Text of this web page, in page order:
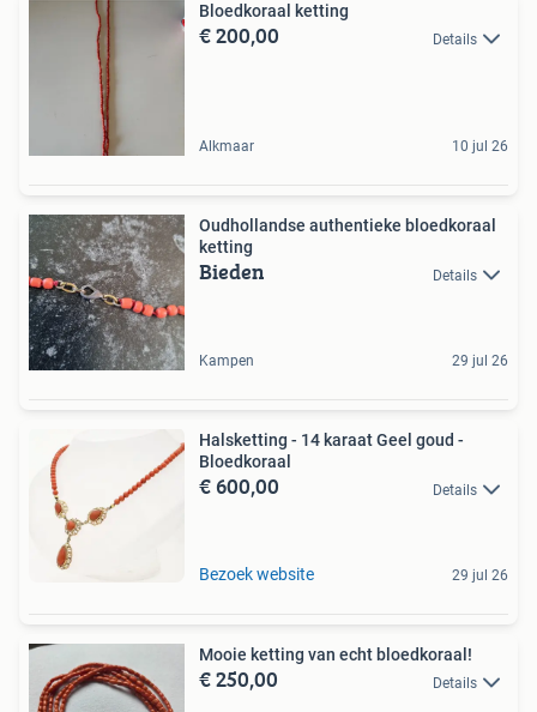
Bloedkoraal ketting
€ 200,00 Details
Alkmaar 10 jul 26
Oudhollandse authentieke bloedkoraal
ketting
Bieden Details
Kampen 29 jul 26
Halsketting - 14 karaat Geel goud -
Bloedkoraal
€ 600,00 Details
Bezoek website 29 jul 26
Mooie ketting van echt bloedkoraal!
€ 250,00 Details